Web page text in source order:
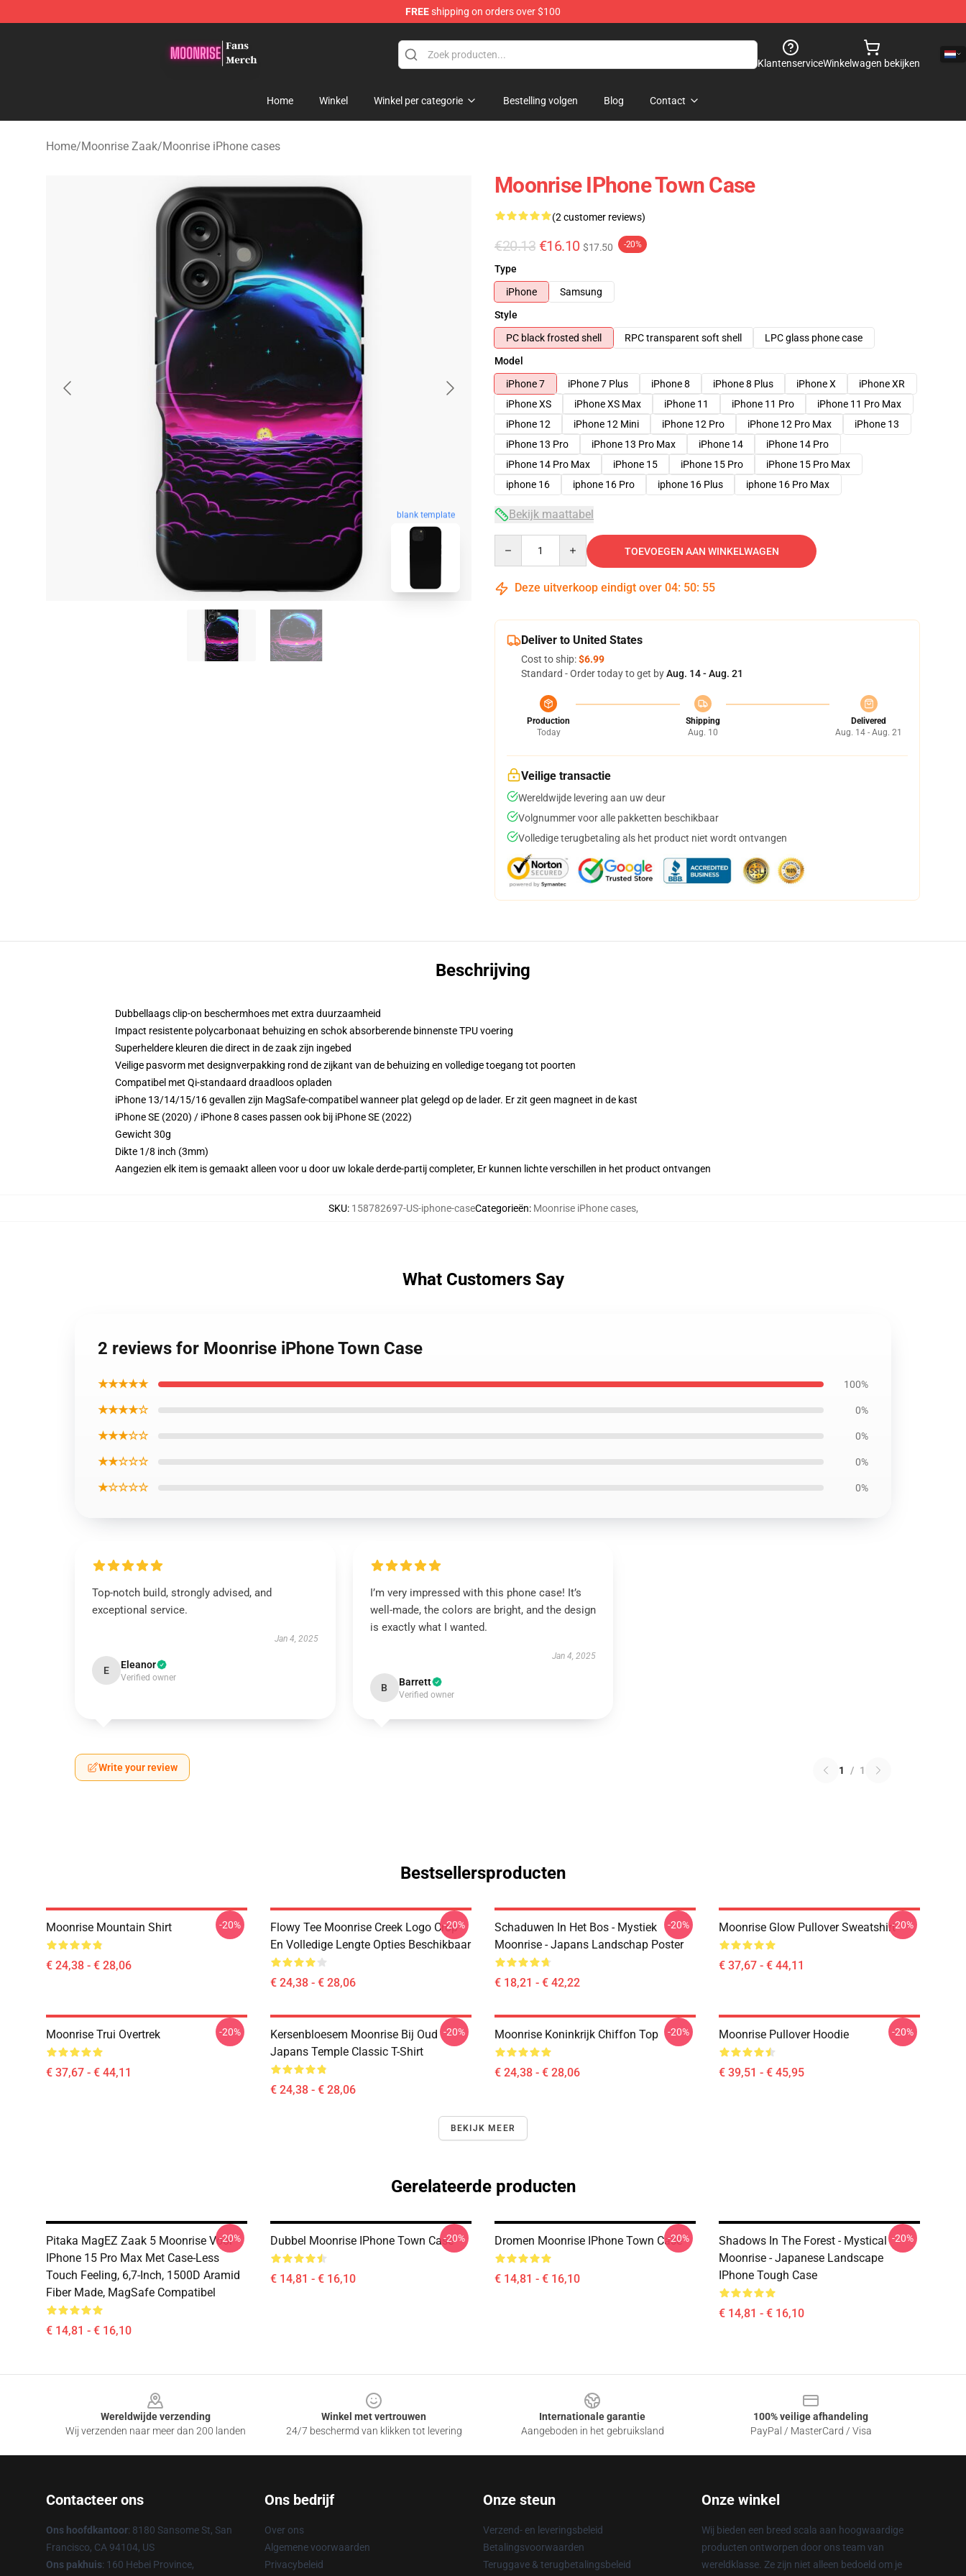
FREEshipping on orders over $100
KlantenserviceWinkelwagen bekijken
Home Winkel Winkel per categorie Bestelling volgen Blog Contact
Home/Moonrise Zaak/Moonrise iPhone cases
blank template
Moonrise IPhone Town Case
(2 customer reviews)
€20.13 €16.10 $17.50 -20%
Type
iPhone
Samsung
Style
PC black frosted shell
RPC transparent soft shell
LPC glass phone case
Model
iPhone 7
iPhone 7 Plus iPhone 8 iPhone 8 Plus iPhone X
iPhone XR
iPhone XS
iPhone XS Max iPhone 11 iPhone 11 Pro
iPhone 11 Pro Max
iPhone 12
iPhone 12 Mini iPhone 12 Pro iPhone 12 Pro Max
iPhone 13
iPhone 13 Pro
iPhone 13 Pro Max iPhone 14
iPhone 14 Pro
iPhone 14 Pro Max
iPhone 15 iPhone 15 Pro
iPhone 15 Pro Max
iphone 16
iphone 16 Pro iphone 16 Plus iphone 16 Pro Max
Bekijk maattabel
TOEVOEGEN AAN WINKELWAGEN
Deze uitverkoop eindigt over 04: 50: 54
Deliver to United States
Cost to ship:$6.99
Standard - Order today to get byAug. 14 - Aug. 21
Production
Today
Shipping
Aug. 10
Delivered
Aug. 14 - Aug. 21
Veilige transactie
Wereldwijde levering aan uw deur
Volgnummer voor alle pakketten beschikbaar
Volledige terugbetaling als het product niet wordt ontvangen
Beschrijving
Dubbellaags clip-on beschermhoes met extra duurzaamheid
Impact resistente polycarbonaat behuizing en schok absorberende binnenste TPU voering
Superheldere kleuren die direct in de zaak zijn ingebed
Veilige pasvorm met designverpakking rond de zijkant van de behuizing en volledige toegang tot poorten
Compatibel met Qi-standaard draadloos opladen
iPhone 13/14/15/16 gevallen zijn MagSafe-compatibel wanneer plat gelegd op de lader. Er zit geen magneet in de kast
iPhone SE (2020) / iPhone 8 cases passen ook bij iPhone SE (2022)
Gewicht 30g
Dikte 1/8 inch (3mm)
Aangezien elk item is gemaakt alleen voor u door uw lokale derde-partij completer, Er kunnen lichte verschillen in het product ontvangen
SKU: 158782697-US-iphone-caseCategorieën: Moonrise iPhone cases,
What Customers Say
2 reviews for Moonrise iPhone Town Case
★★★★★ 100%
★★★★☆ 0%
★★★☆☆ 0%
★★☆☆☆ 0%
★☆☆☆☆ 0%
Top-notch build, strongly advised, and
exceptional service.
Jan 4, 2025
E Eleanor
Verified owner
I’m very impressed with this phone case! It’s
well-made, the colors are bright, and the design
is exactly what I wanted.
Jan 4, 2025
B Barrett
Verified owner
Write your review 1 / 1
Bestsellersproducten
Moonrise Mountain Shirt
€ 24,38 - € 28,06
-20%
Flowy Tee Moonrise Creek Logo Crop
En Volledige Lengte Opties Beschikbaar
€ 24,38 - € 28,06
-20%
Schaduwen In Het Bos - Mystiek
Moonrise - Japans Landschap Poster
€ 18,21 - € 42,22
-20% Moonrise Glow Pullover Sweatshirt
€ 37,67 - € 44,11
-20%
Moonrise Trui Overtrek
€ 37,67 - € 44,11
-20%
Kersenbloesem Moonrise Bij Oud
Japans Temple Classic T-Shirt
€ 24,38 - € 28,06
-20% Moonrise Koninkrijk Chiffon Top
€ 24,38 - € 28,06
-20% Moonrise Pullover Hoodie
€ 39,51 - € 45,95
-20%
BEKIJK MEER
Gerelateerde producten
Pitaka MagEZ Zaak 5 Moonrise Voor
IPhone 15 Pro Max Met Case-Less
Touch Feeling, 6,7-Inch, 1500D Aramid
Fiber Made, MagSafe Compatibel
€ 14,81 - € 16,10
-20% Dubbel Moonrise IPhone Town Case
€ 14,81 - € 16,10
-20% Dromen Moonrise IPhone Town Case
€ 14,81 - € 16,10
-20%
Shadows In The Forest - Mystical
Moonrise - Japanese Landscape
IPhone Tough Case
€ 14,81 - € 16,10
-20%
Wereldwijde verzending
Wij verzenden naar meer dan 200 landen
Winkel met vertrouwen
24/7 beschermd van klikken tot levering
Internationale garantie
Aangeboden in het gebruiksland
100% veilige afhandeling
PayPal / MasterCard / Visa
Contacteer ons
Ons hoofdkantoor: 8180 Sansome St, San
Francisco, CA 94104, US
Ons pakhuis: 160 Hebei Province,
Ons bedrijf
Over ons
Algemene voorwaarden
Privacybeleid
Onze steun
Verzend- en leveringsbeleid
Betalingsvoorwaarden
Teruggave & terugbetalingsbeleid
Onze winkel
Wij bieden een breed scala aan hoogwaardige
producten ontworpen door ons team van
wereldklasse. Ze zijn niet alleen bedoeld om je